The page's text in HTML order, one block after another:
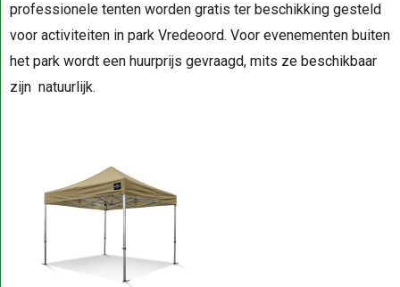
professionele tenten worden gratis ter beschikking gesteld
voor activiteiten in park Vredeoord. Voor evenementen buiten
het park wordt een huurprijs gevraagd, mits ze beschikbaar
zijn natuurlijk.